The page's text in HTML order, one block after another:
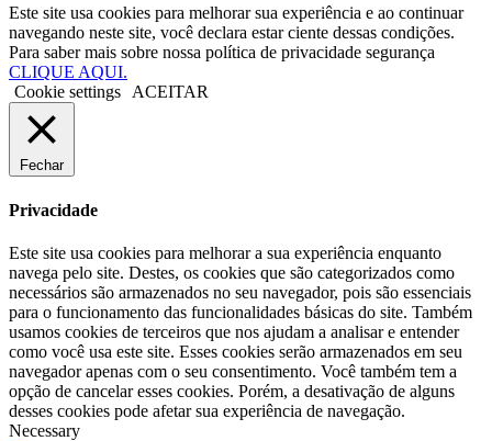
Este site usa cookies para melhorar sua experiência e ao continuar
navegando neste site, você declara estar ciente dessas condições.
Para saber mais sobre nossa política de privacidade segurança
CLIQUE AQUI.
Cookie settings
ACEITAR
Fechar
Privacidade
Este site usa cookies para melhorar a sua experiência enquanto
navega pelo site. Destes, os cookies que são categorizados como
necessários são armazenados no seu navegador, pois são essenciais
para o funcionamento das funcionalidades básicas do site. Também
usamos cookies de terceiros que nos ajudam a analisar e entender
como você usa este site. Esses cookies serão armazenados em seu
navegador apenas com o seu consentimento. Você também tem a
opção de cancelar esses cookies. Porém, a desativação de alguns
desses cookies pode afetar sua experiência de navegação.
Necessary